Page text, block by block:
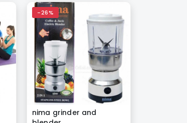
-26%
nima grinder and